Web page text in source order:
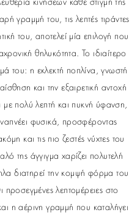
κινήσεων κάθε στιγμή της
γραμμή του, τις λεπτές τιράντες
του, αποτελεί μία επιλογή που
θηλυκότητα. Το ιδιαίτερο
του: η εκλεκτή ποπλίνα, γνωστή
και την εξαιρετική αντοχή
πολύ λεπτή και πυκνή ύφανση,
φυσικά, προσφέροντας
και τις πιο ζεστές νύχτες του
της άγγιγμα χαρίζει πολυτελή
διατηρεί την κομψή φόρμα του
προσεγμένες λεπτομέρειες στο
η αέρινη γραμμή που καταλήγει